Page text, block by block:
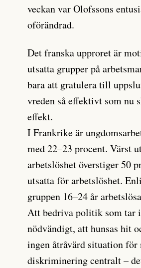
veckan var Olofssons
oförändrad.
Det franska upproret är
utsatta grupper på
bara att gratulera till
vreden så effektivt som nu
effekt.
I Frankrike är
med 22–23 procent. Värst
arbetslöshet överstiger 50
utsatta för arbetslöshet.
gruppen 16–24 år
Att bedriva politik som tar
nödvändigt, att hunsas hit
ingen åtråvärd situation
diskriminering centralt –